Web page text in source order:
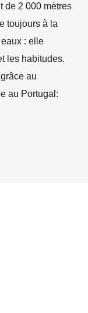
de 2 000 mètres
toujours à la
: elle
les habitudes.
au
au Portugal: